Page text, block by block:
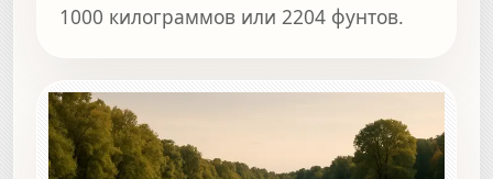
1000 килограммов или 2204 фунтов.